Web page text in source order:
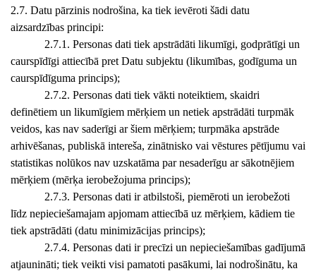
2.7. Datu pārzinis nodrošina, ka tiek ievēroti šādi datu
aizsardzības principi:
2.7.1. Personas dati tiek apstrādāti likumīgi, godprātīgi un
caurspīdīgi attiecībā pret Datu subjektu (likumības, godīguma un
caurspīdīguma princips);
2.7.2. Personas dati tiek vākti noteiktiem, skaidri
definētiem un likumīgiem mērķiem un netiek apstrādāti turpmāk
veidos, kas nav saderīgi ar šiem mērķiem; turpmāka apstrāde
arhivēšanas, publiskā intereša, zinātnisko vai vēstures pētījumu vai
statistikas nolūkos nav uzskatāma par nesaderīgu ar sākotnējiem
mērķiem (mērķa ierobežojuma princips);
2.7.3. Personas dati ir atbilstoši, piemēroti un ierobežoti
līdz nepieciešamajam apjomam attiecībā uz mērķiem, kādiem tie
tiek apstrādāti (datu minimizācijas princips);
2.7.4. Personas dati ir precīzi un nepieciešamības gadījumā
atjaunināti; tiek veikti visi pamatoti pasākumi, lai nodrošinātu, ka